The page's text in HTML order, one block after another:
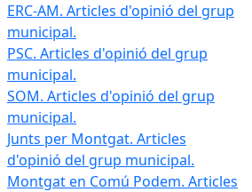
ERC-AM. Articles d'opinió del grup
municipal.
PSC. Articles d'opinió del grup
municipal.
SOM. Articles d'opinió del grup
municipal.
Junts per Montgat. Articles
d'opinió del grup municipal.
Montgat en Comú Podem. Articles